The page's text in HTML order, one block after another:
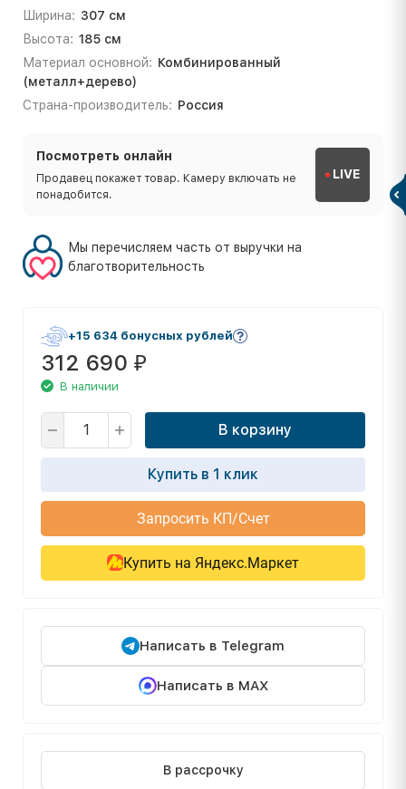
Ширина: 307 см
Высота: 185 см
Материал основной: Комбинированный
(металл+дерево)
Страна-производитель: Россия
Посмотреть онлайн
Продавец покажет товар. Камеру включать не
понадобится.
LIVE
Мы перечисляем часть от выручки на
благотворительность
+15 634 бонусных рублей
312 690 ₽
В наличии
В корзину
Купить в 1 клик
Запросить КП/Счет
Купить на Яндекс.Маркет
Написать в Telegram
Написать в MAX
В рассрочку